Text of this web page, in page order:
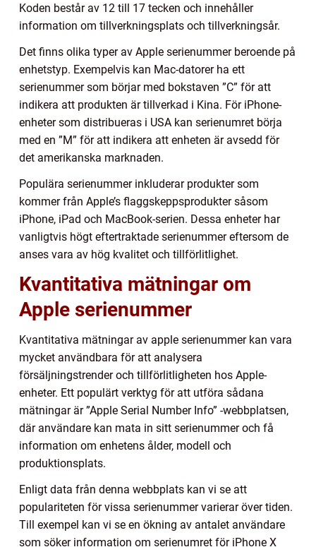
Koden består av 12 till 17 tecken och innehåller
information om tillverkningsplats och tillverkningsår.
Det finns olika typer av Apple serienummer beroende på
enhetstyp. Exempelvis kan Mac-datorer ha ett
serienummer som börjar med bokstaven ”C” för att
indikera att produkten är tillverkad i Kina. För iPhone-
enheter som distribueras i USA kan serienumret börja
med en ”M” för att indikera att enheten är avsedd för
det amerikanska marknaden.
Populära serienummer inkluderar produkter som
kommer från Apple’s flaggskeppsprodukter såsom
iPhone, iPad och MacBook-serien. Dessa enheter har
vanligtvis högt eftertraktade serienummer eftersom de
anses vara av hög kvalitet och tillförlitlighet.
Kvantitativa mätningar om
Apple serienummer
Kvantitativa mätningar av apple serienummer kan vara
mycket användbara för att analysera
försäljningstrender och tillförlitligheten hos Apple-
enheter. Ett populärt verktyg för att utföra sådana
mätningar är ”Apple Serial Number Info” -webbplatsen,
där användare kan mata in sitt serienummer och få
information om enhetens ålder, modell och
produktionsplats.
Enligt data från denna webbplats kan vi se att
populariteten för vissa serienummer varierar över tiden.
Till exempel kan vi se en ökning av antalet användare
som söker information om serienumret för iPhone X